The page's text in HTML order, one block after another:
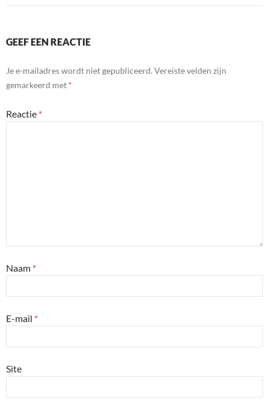
GEEF EEN REACTIE
Je e-mailadres wordt niet gepubliceerd. Vereiste velden zijn
gemarkeerd met *
Reactie *
Naam *
E-mail *
Site